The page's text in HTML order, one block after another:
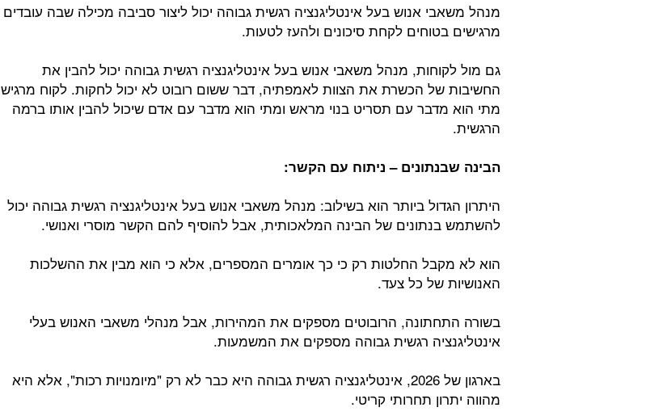
מנהל משאבי אנוש בעל אינטליגנציה רגשית גבוהה יכול ליצור סביבה מכילה שבה עובדים
מרגישים בטוחים לקחת סיכונים ולהעז לטעות.
גם מול לקוחות, מנהל משאבי אנוש בעל אינטליגנציה רגשית גבוהה יכול להבין את
החשיבות של הכשרת את הצוות לאמפתיה, דבר ששום רובוט לא יכול לחקות. לקוח מרגיש
מתי הוא מדבר עם תסריט בנוי מראש ומתי הוא מדבר עם אדם שיכול להבין אותו ברמה
הרגשית.
הבינה שבנתונים – ניתוח עם הקשר:
היתרון הגדול ביותר הוא בשילוב: מנהל משאבי אנוש בעל אינטליגנציה רגשית גבוהה יכול
להשתמש בנתונים של הבינה המלאכותית, אבל להוסיף להם הקשר מוסרי ואנושי.
הוא לא מקבל החלטות רק כי כך אומרים המספרים, אלא כי הוא מבין את ההשלכות
האנושיות של כל צעד.
בשורה התחתונה, הרובוטים מספקים את המהירות, אבל מנהלי משאבי האנוש בעלי
אינטליגנציה רגשית גבוהה מספקים את המשמעות.
בארגון של 2026, אינטליגנציה רגשית גבוהה היא כבר לא רק "מיומנויות רכות", אלא היא
מהווה יתרון תחרותי קריטי.